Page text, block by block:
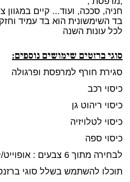
חניה, סככה, ועוד... קיים במגוון
בד השימשונית הוא בד עמיד
לכל עונות השנה
סוגי ברזטים שימושים נוספים:
סגירת חורף למרפסת ופרגולה
כיסוי רכב
כיסוי ריהוט גן
כיסוי לטלויזיה
כיסוי ספה
לבחירה מתוך 6 צבעים : אופוייט/לבן/אפור/כחול/ירוק/בז'
תוכלו להשתמש בשלל סוגי